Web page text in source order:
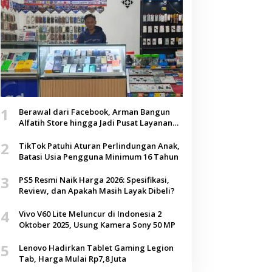
1
Berawal dari Facebook, Arman Bangun
Alfatih Store hingga Jadi Pusat Layanan
2
TikTok Patuhi Aturan Perlindungan Anak,
Batasi Usia Pengguna Minimum 16 Tahun
3
PS5 Resmi Naik Harga 2026: Spesifikasi,
Review, dan Apakah Masih Layak Dibeli?
4
Vivo V60 Lite Meluncur di Indonesia 2
Oktober 2025, Usung Kamera Sony 50 MP
5
Lenovo Hadirkan Tablet Gaming Legion
Tab, Harga Mulai Rp7,8 Juta